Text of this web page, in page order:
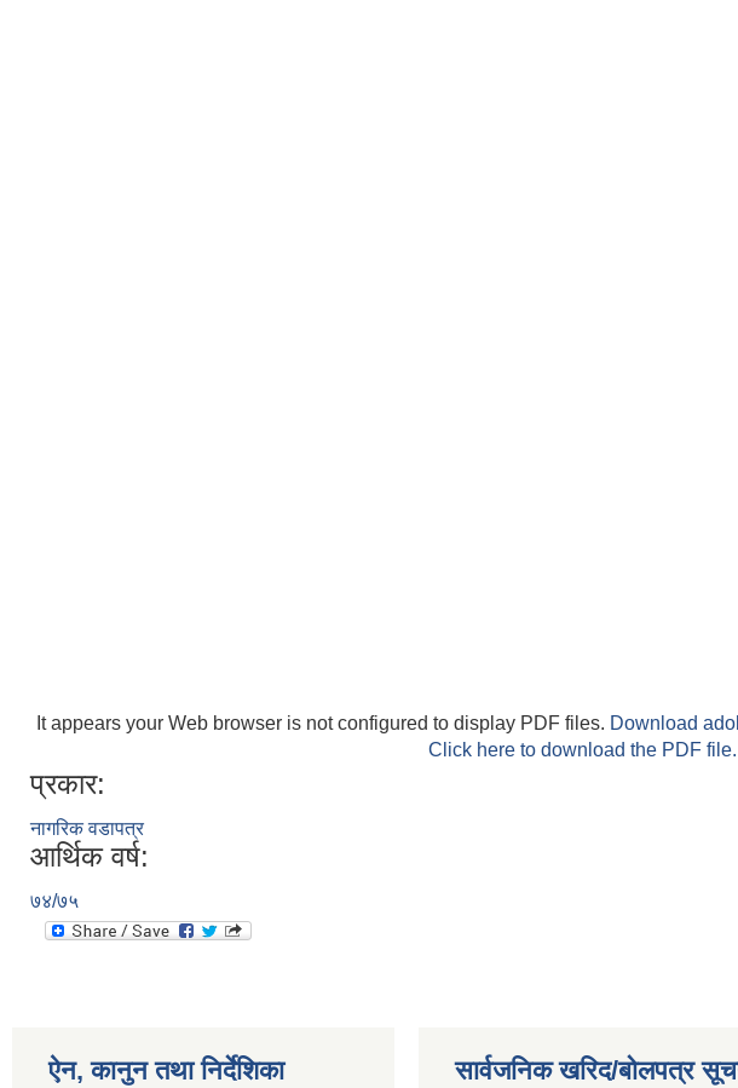
It appears your Web browser is not configured to display PDF files. Download
Click here to download the PDF file.
प्रकार:
नागरिक वडापत्र
आर्थिक वर्ष:
७४/७५
ऐन, कानुन तथा निर्देशिका सार्वजनिक खरिद/बोलपत्र